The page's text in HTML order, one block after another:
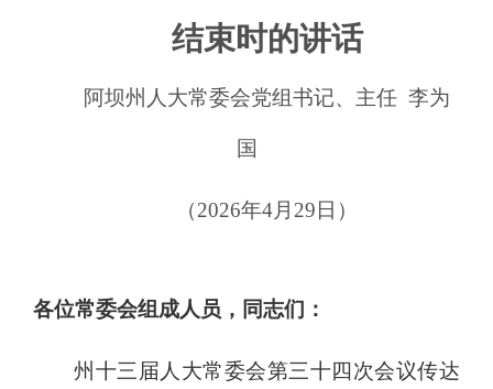
结束时的讲话
阿坝州人大常委会党组书记、主任李为
国
（2026年4月29日）
各位常委会组成人员，同志们：
州十三届人大常委会第三十四次会议传达